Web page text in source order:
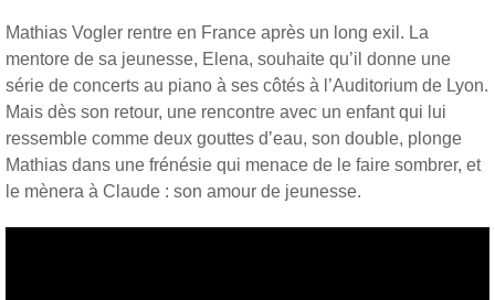
Mathias Vogler rentre en France après un long exil. La
mentore de sa jeunesse, Elena, souhaite qu’il donne une
série de concerts au piano à ses côtés à l’Auditorium de Lyon.
Mais dès son retour, une rencontre avec un enfant qui lui
ressemble comme deux gouttes d’eau, son double, plonge
Mathias dans une frénésie qui menace de le faire sombrer, et
le mènera à Claude : son amour de jeunesse.